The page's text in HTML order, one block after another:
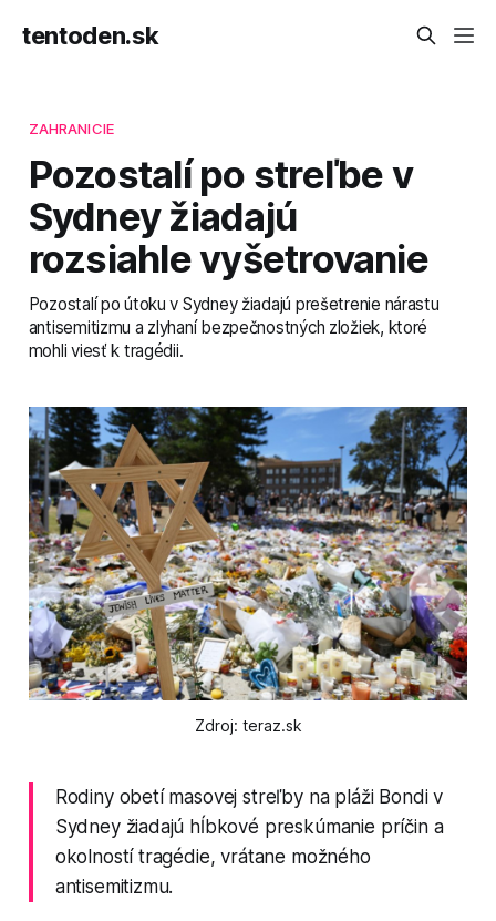
tentoden.sk
ZAHRANICIE
Pozostalí po streľbe v
Sydney žiadajú
rozsiahle vyšetrovanie
Pozostalí po útoku v Sydney žiadajú prešetrenie nárastu
antisemitizmu a zlyhaní bezpečnostných zložiek, ktoré
mohli viesť k tragédii.
Zdroj: teraz.sk
Rodiny obetí masovej streľby na pláži Bondi v
Sydney žiadajú hĺbkové preskúmanie príčin a
okolností tragédie, vrátane možného
antisemitizmu.